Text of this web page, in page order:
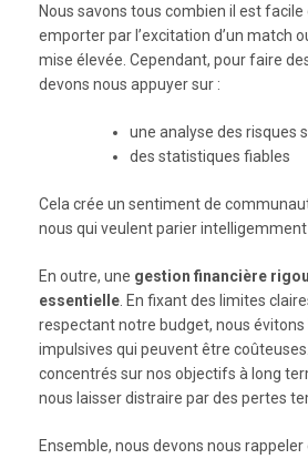
Nous savons tous combien il est facile
emporter par l’excitation d’un match
mise élevée. Cependant, pour faire
devons nous appuyer sur :
une analyse des risques
des statistiques fiables
Cela crée un sentiment de
nous qui veulent parier
En outre, une gestion financière
essentielle. En fixant des limites
respectant notre budget, nous évitons
impulsives qui peuvent être
concentrés sur nos objectifs à long
nous laisser distraire par des pertes
Ensemble, nous devons nous